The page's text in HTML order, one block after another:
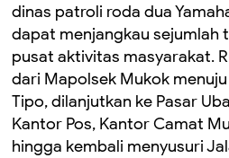
dinas patroli roda dua
dapat menjangkau sejumlah
pusat aktivitas masyarakat.
dari Mapolsek Mukok
Tipo, dilanjutkan ke Pasar
Kantor Pos, Kantor Camat
hingga kembali menyusuri